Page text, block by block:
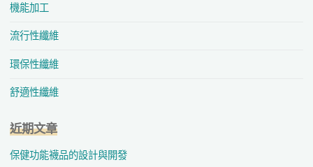
機能加工
流行性纖維
環保性纖維
舒適性纖維
近期文章
保健功能襪品的設計與開發